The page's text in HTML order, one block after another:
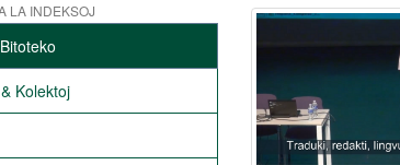
LA INDEKSOJ
Kolektoj